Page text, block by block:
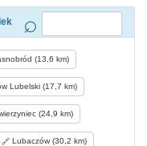
(13,6 km)
Lubelski (17,7 km)
(24,9 km)
Lubaczów (30,2 km)